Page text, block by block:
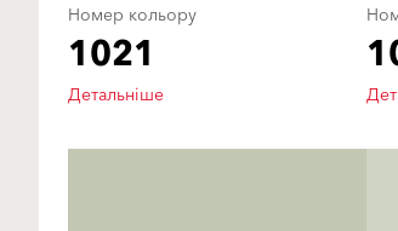
Номер кольору
1021
Детальніше